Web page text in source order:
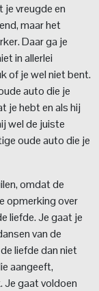
je vreugde en
maar het
Daar ga je
in allerlei
of je wel niet bent.
auto die je
je hebt en als hij
wel de juiste
oude auto die je
omdat de
opmerking over
liefde. Je gaat je
van de
liefde dan niet
aangeeft,
Je gaat voldoen